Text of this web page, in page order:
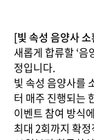
[빛 속성 음양사
새롭게 합류할 ‘음
정입니다.
빛 속성 음양사를
터 매주 진행되는
이벤트 참여 방식
최대 2회까지 확